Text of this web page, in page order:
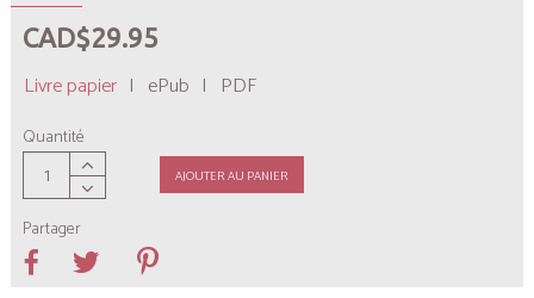
CAD$29.95
Livre papier | ePub | PDF
Quantité
AJOUTER AU PANIER
Partager